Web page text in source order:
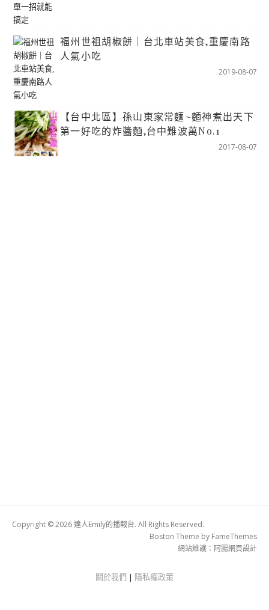
福州世祖胡椒餅｜台北車站美食,重慶南路
人氣小吃
2019-08-07
【台中北區】孫山東家常麵~麵神煮出天下
第一好吃的炸醬麵,台中難波萬No.1
2017-08-07
Copyright © 2026 達人Emily的播報台. All Rights Reserved.
Boston Theme by FameThemes
網站維護： 阿腸網頁設計
關於我們 | 隱私權政策